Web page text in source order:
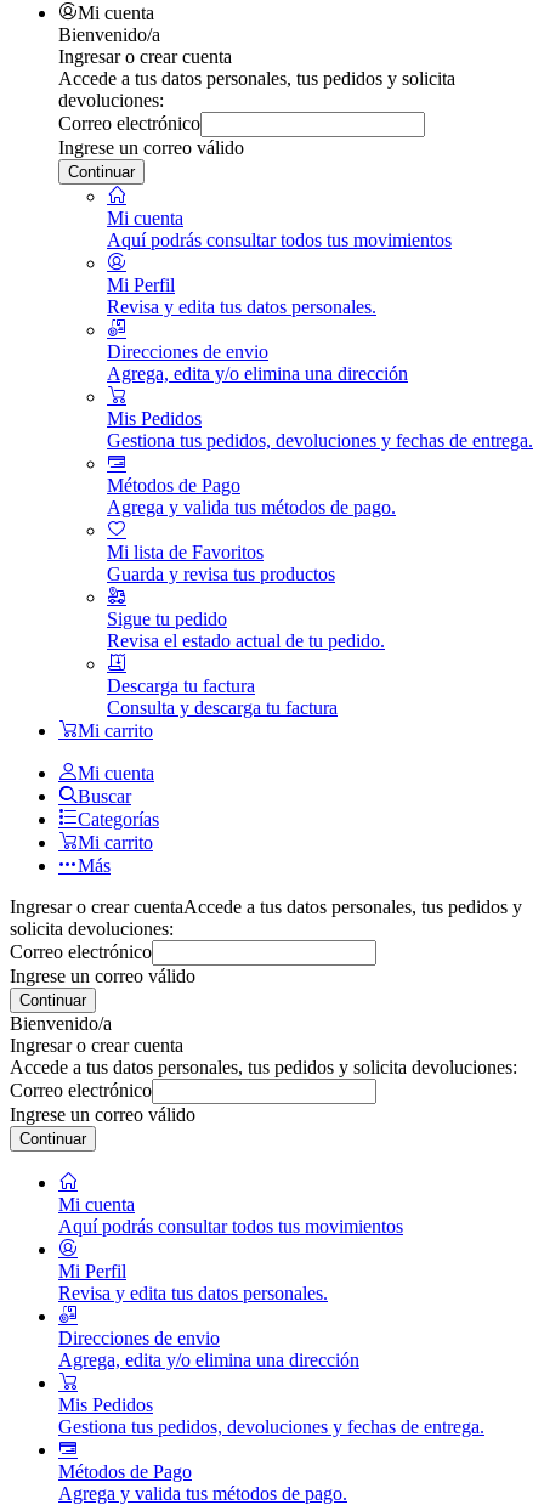
Mi cuenta
Bienvenido/a
Ingresar o crear cuenta
Accede a tus datos personales, tus pedidos y solicita
devoluciones:
Correo electrónico
Ingrese un correo válido
Continuar
Mi cuenta
Aquí podrás consultar todos tus movimientos
Mi Perfil
Revisa y edita tus datos personales.
Direcciones de envio
Agrega, edita y/o elimina una dirección
Mis Pedidos
Gestiona tus pedidos, devoluciones y fechas de entrega.
Métodos de Pago
Agrega y valida tus métodos de pago.
Mi lista de Favoritos
Guarda y revisa tus productos
Sigue tu pedido
Revisa el estado actual de tu pedido.
Descarga tu factura
Consulta y descarga tu factura
Mi carrito
Mi cuenta
Buscar
Categorías
Mi carrito
Más
Ingresar o crear cuentaAccede a tus datos personales, tus pedidos y
solicita devoluciones:
Correo electrónico
Ingrese un correo válido
Continuar
Bienvenido/a
Ingresar o crear cuenta
Accede a tus datos personales, tus pedidos y solicita devoluciones:
Correo electrónico
Ingrese un correo válido
Continuar
Mi cuenta
Aquí podrás consultar todos tus movimientos
Mi Perfil
Revisa y edita tus datos personales.
Direcciones de envio
Agrega, edita y/o elimina una dirección
Mis Pedidos
Gestiona tus pedidos, devoluciones y fechas de entrega.
Métodos de Pago
Agrega y valida tus métodos de pago.